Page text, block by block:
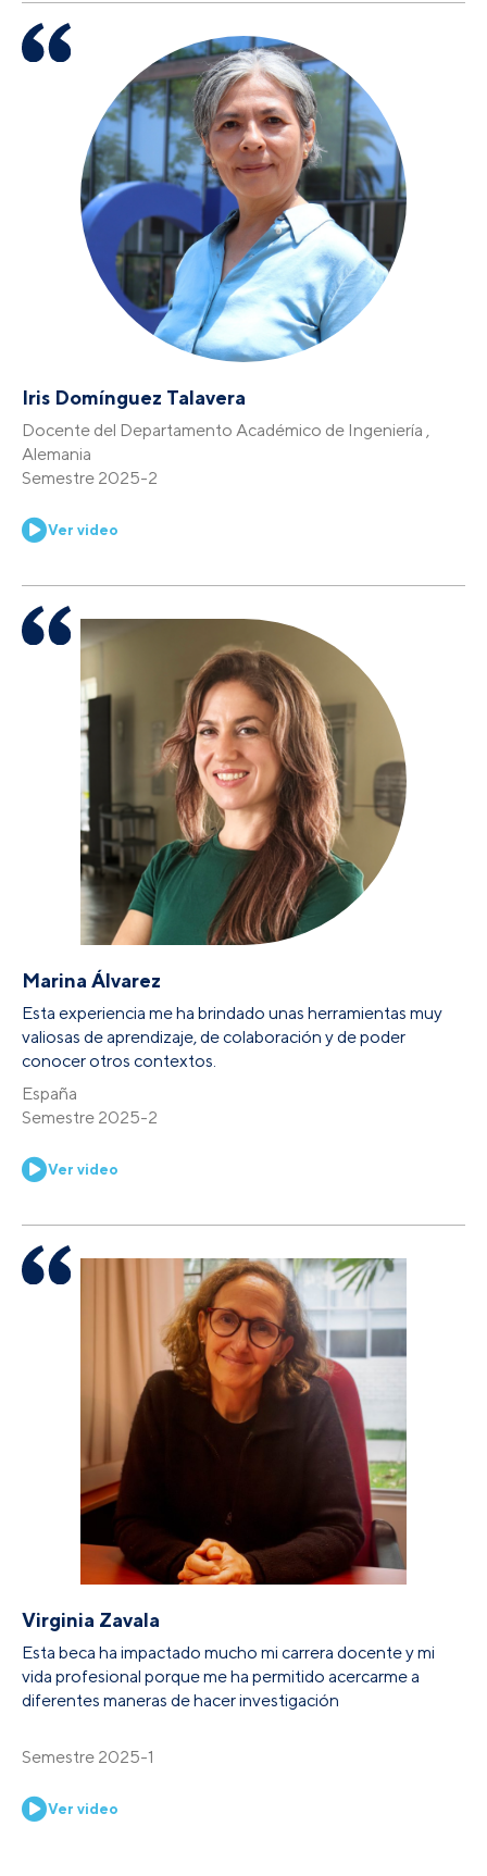
Iris Domínguez Talavera
Docente del Departamento Académico de Ingeniería ,
Alemania
Semestre 2025-2
Ver video
Marina Álvarez
Esta experiencia me ha brindado unas herramientas muy
valiosas de aprendizaje, de colaboración y de poder
conocer otros contextos.
España
Semestre 2025-2
Ver video
Virginia Zavala
Esta beca ha impactado mucho mi carrera docente y mi
vida profesional porque me ha permitido acercarme a
diferentes maneras de hacer investigación
Semestre 2025-1
Ver video